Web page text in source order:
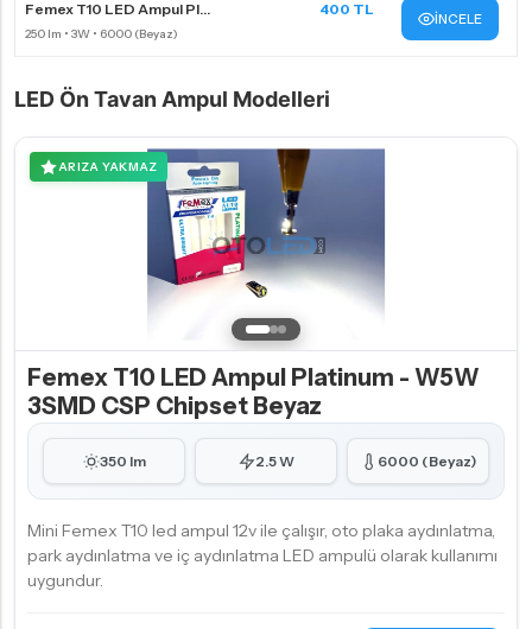
Femex T10 LED Ampul Pl... 400 TL
İNCELE
LED Ön Tavan Ampul Modelleri
ARIZA YAKMAZ
Femex T10 LED Ampul Platinum - W5W
3SMD CSP Chipset Beyaz
350 lm 2.5 W 6000 (Beyaz)
Mini Femex T10 led ampul 12v ile çalışır, oto plaka aydınlatma,
park aydınlatma ve iç aydınlatma LED ampulü olarak kullanımı
uygundur.